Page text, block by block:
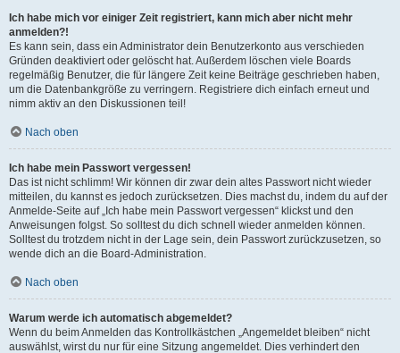
Ich habe mich vor einiger Zeit registriert, kann mich aber nicht mehr
anmelden?!
Es kann sein, dass ein Administrator dein Benutzerkonto aus verschieden
Gründen deaktiviert oder gelöscht hat. Außerdem löschen viele Boards
regelmäßig Benutzer, die für längere Zeit keine Beiträge geschrieben haben,
um die Datenbankgröße zu verringern. Registriere dich einfach erneut und
nimm aktiv an den Diskussionen teil!
Nach oben
Ich habe mein Passwort vergessen!
Das ist nicht schlimm! Wir können dir zwar dein altes Passwort nicht wieder
mitteilen, du kannst es jedoch zurücksetzen. Dies machst du, indem du auf der
Anmelde-Seite auf „Ich habe mein Passwort vergessen“ klickst und den
Anweisungen folgst. So solltest du dich schnell wieder anmelden können.
Solltest du trotzdem nicht in der Lage sein, dein Passwort zurückzusetzen, so
wende dich an die Board-Administration.
Nach oben
Warum werde ich automatisch abgemeldet?
Wenn du beim Anmelden das Kontrollkästchen „Angemeldet bleiben“ nicht
auswählst, wirst du nur für eine Sitzung angemeldet. Dies verhindert den